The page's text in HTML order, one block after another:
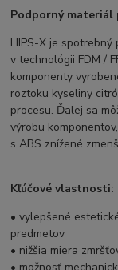
Podporný materiál
HIPS-X je
v technológii FDM /
komponenty
roztoku kyseliny
procesu. Ďalej sa
výrobu
s ABS znížené
Kľúčové vlastnosti:
• vylepšené
predmetov
• nižšia miera